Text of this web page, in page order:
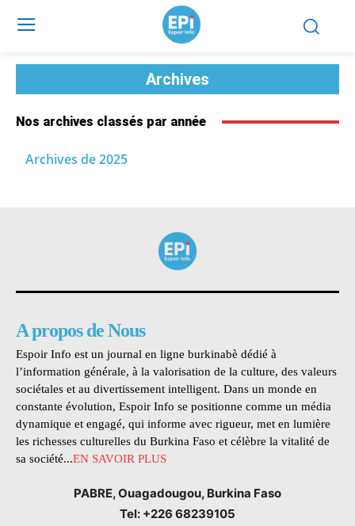
Archives
Nos archives classés par année
Archives de 2025
A propos de Nous
Espoir Info est un journal en ligne burkinabè dédié à
l’information générale, à la valorisation de la culture, des valeurs
sociétales et au divertissement intelligent. Dans un monde en
constante évolution, Espoir Info se positionne comme un média
dynamique et engagé, qui informe avec rigueur, met en lumière
les richesses culturelles du Burkina Faso et célèbre la vitalité de
sa société...EN SAVOIR PLUS
PABRE, Ouagadougou, Burkina Faso
Tel: +226 68239105